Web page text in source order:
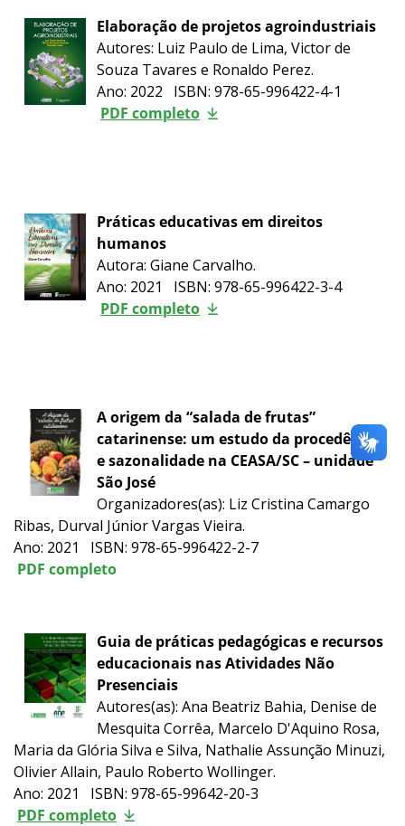
Elaboração de projetos agroindustriais
Autores: Luiz Paulo de Lima, Victor de
Souza Tavares e Ronaldo Perez.
Ano: 2022 ISBN: 978-65-996422-4-1
PDF completo
Práticas educativas em direitos
humanos
Autora: Giane Carvalho.
Ano: 2021 ISBN: 978-65-996422-3-4
PDF completo
A origem da “salada de frutas”
catarinense: um estudo da procedência
e sazonalidade na CEASA/SC – unidade
São José
Organizadores(as): Liz Cristina Camargo
Ribas, Durval Júnior Vargas Vieira.
Ano: 2021 ISBN: 978-65-996422-2-7
PDF completo
Guia de práticas pedagógicas e recursos
educacionais nas Atividades Não
Presenciais
Autores(as): Ana Beatriz Bahia, Denise de
Mesquita Corrêa, Marcelo D'Aquino Rosa,
Maria da Glória Silva e Silva, Nathalie Assunção Minuzi,
Olivier Allain, Paulo Roberto Wollinger.
Ano: 2021 ISBN: 978-65-99642-20-3
PDF completo